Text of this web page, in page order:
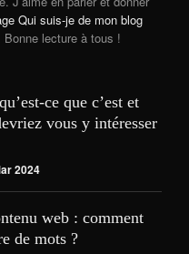
Qui suis-je de mon blog
Bonne lecture à tous !
ce que c’est et
vous y intéresser
2024
web : comment
de mots ?